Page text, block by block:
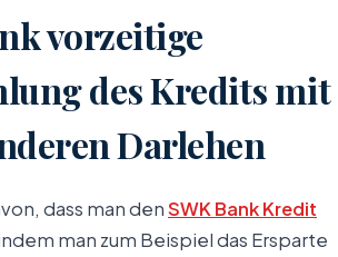
vorzeitige
des Kredits mit
Darlehen
dass man denSWK Bank Kredit
man zum Beispiel das Ersparte